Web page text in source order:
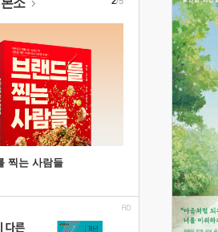
소
찍는 사람들